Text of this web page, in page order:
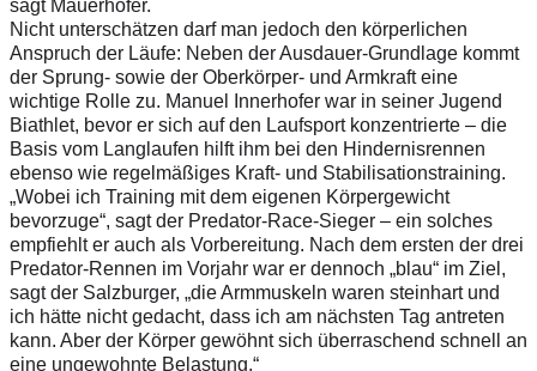
sagt Mauerhofer.
Nicht unterschätzen darf man jedoch den körperlichen
Anspruch der Läufe: Neben der Ausdauer-Grundlage kommt
der Sprung- sowie der Oberkörper- und Armkraft eine
wichtige Rolle zu. Manuel Innerhofer war in seiner Jugend
Biathlet, bevor er sich auf den Laufsport konzentrierte – die
Basis vom Langlaufen hilft ihm bei den Hindernisrennen
ebenso wie regelmäßiges Kraft- und Stabilisationstraining.
„Wobei ich Training mit dem eigenen Körpergewicht
bevorzuge“, sagt der Predator-Race-Sieger – ein solches
empfiehlt er auch als Vorbereitung. Nach dem ersten der drei
Predator-Rennen im Vorjahr war er dennoch „blau“ im Ziel,
sagt der Salzburger, „die Armmuskeln waren steinhart und
ich hätte nicht gedacht, dass ich am nächsten Tag antreten
kann. Aber der Körper gewöhnt sich überraschend schnell an
eine ungewohnte Belastung.“